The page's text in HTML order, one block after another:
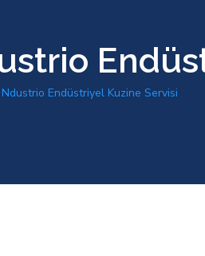
Endüstriyel Kuzine Servisi